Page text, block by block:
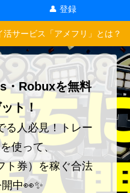
👤 登録
サービス「アメフリ」とは？
・Robuxを無料
ト！
る人必見！トレー
使って、
ト券）を稼ぐ合法
中👀✨